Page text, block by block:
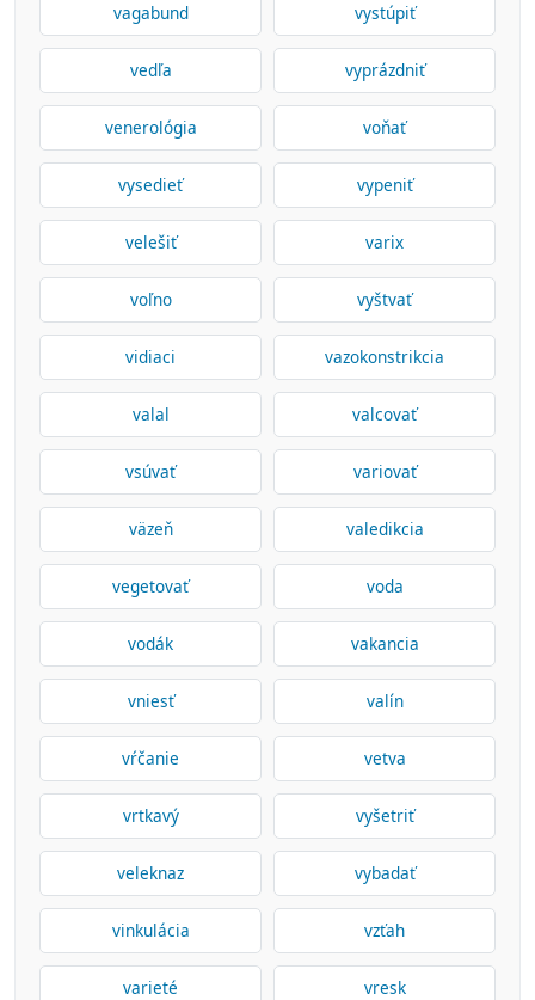
vagabund vystúpiť
vedľa vyprázdniť
venerológia voňať
vysedieť vypeniť
velešiť varix
voľno vyštvať
vidiaci vazokonstrikcia
valal valcovať
vsúvať variovať
väzeň valedikcia
vegetovať voda
vodák vakancia
vniesť valín
vŕčanie vetva
vrtkavý vyšetriť
veleknaz vybadať
vinkulácia vzťah
varieté vresk